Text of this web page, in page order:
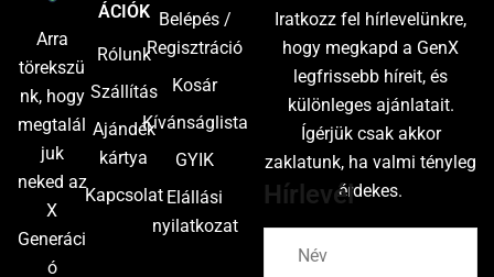
Arra
törekszü
nk, hogy
megtalál
juk
neked az
X
Generáci
ó
ÁCIÓK
Rólunk
Szállítás
Ajándék
kártya
Kapcsolat
Belépés /
Regisztráció
Kosár
Kívánságlista
GYIK
Elállási
nyilatkozat
Iratkozz fel hírlevelünkre,
hogy megkapd a GenX
legfrissebb híreit, és
különleges ajánlatait.
Ígérjük csak akkor
zaklatunk, ha valmi tényleg
érdekes.
Hírlevél